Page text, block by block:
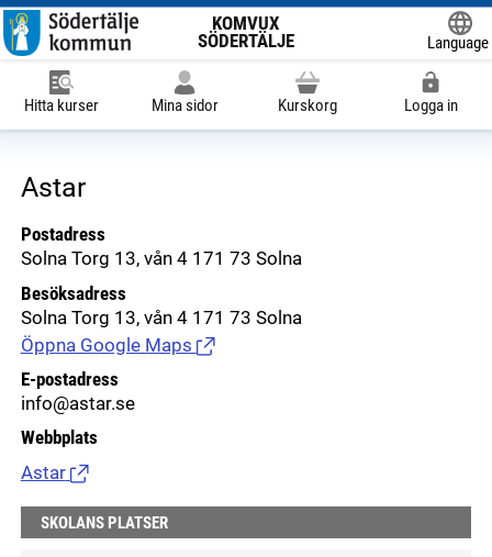
KOMVUX
SÖDERTÄLJE
Language
Hitta kurser Mina sidor Kurskorg Logga in
Astar
Postadress
Solna Torg 13, vån 4 171 73 Solna
Besöksadress
Solna Torg 13, vån 4 171 73 Solna
Öppna Google Maps (Länk till extern sida.)
E-postadress
info@astar.se
Webbplats
Astar (Länk till extern sida.)
SKOLANS PLATSER